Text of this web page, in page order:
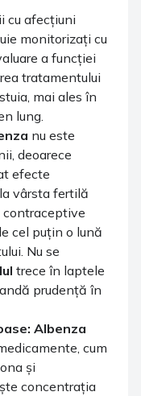
cu afecțiuni
monitorizați cu
a funcției
tratamentului
mai ales în
lung.
nu este
deoarece
efecte
vârsta fertilă
contraceptive
cel puțin o lună
Nu se
trece în laptele
prudență în
Albenza
cum
și
concentrația